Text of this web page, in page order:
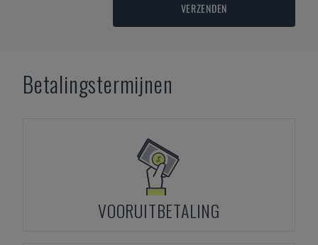
VERZENDEN
Betalingstermijnen
VOORUITBETALING